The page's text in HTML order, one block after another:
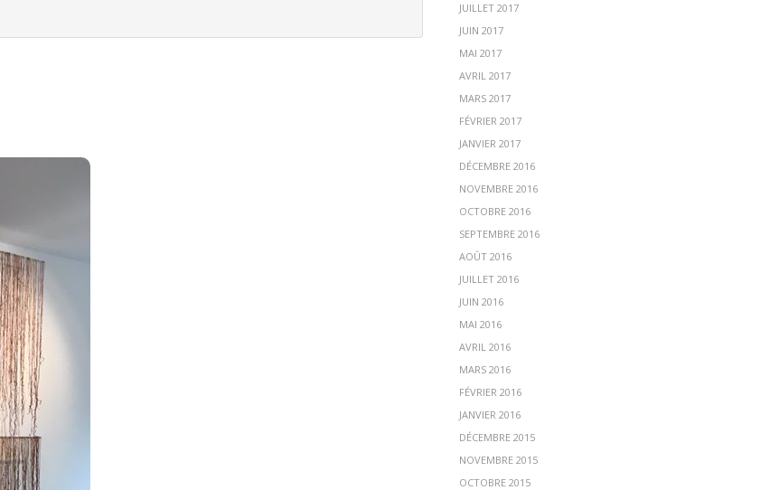
JUILLET 2017
JUIN 2017
MAI 2017
AVRIL 2017
MARS 2017
FÉVRIER 2017
JANVIER 2017
DÉCEMBRE 2016
NOVEMBRE 2016
OCTOBRE 2016
SEPTEMBRE 2016
AOÛT 2016
JUILLET 2016
JUIN 2016
MAI 2016
AVRIL 2016
MARS 2016
FÉVRIER 2016
JANVIER 2016
DÉCEMBRE 2015
NOVEMBRE 2015
OCTOBRE 2015